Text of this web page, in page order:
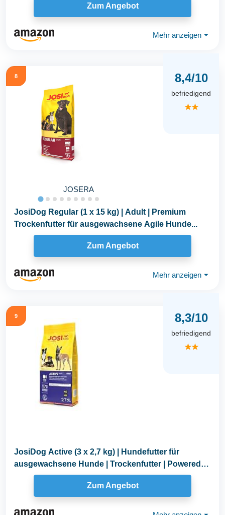
Zum Angebot
Mehr anzeigen ⏷
8
JOSERA
8,4/10
befriedigend
★★
JosiDog Regular (1 x 15 kg) | Adult | Premium
Trockenfutter für ausgewachsene Agile Hunde...
Zum Angebot
Mehr anzeigen ⏷
9 8,3/10
befriedigend
★★
JosiDog Active (3 x 2,7 kg) | Hundefutter für
ausgewachsene Hunde | Trockenfutter | Powered
Zum Angebot